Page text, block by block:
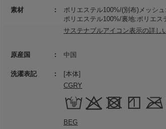
素材
ポリエステル100%/(別布)メッシ
ポリエステル100%/裏地:ポリエス
サステナブルアイコン表示の詳し
原産国 中国
洗濯表記
[本体]
CGRY
BEG